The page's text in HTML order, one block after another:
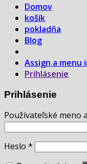
Domov
košík
pokladňa
Blog
Assign a menu
Prihlásenie
Prihlásenie
Používateľské meno
Heslo *